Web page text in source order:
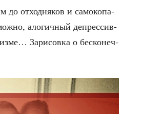
до отход­ня­ков и само­ко­па­
ало­гич­ный депрес­сив­
Зари­сов­ка о бес­ко­неч­